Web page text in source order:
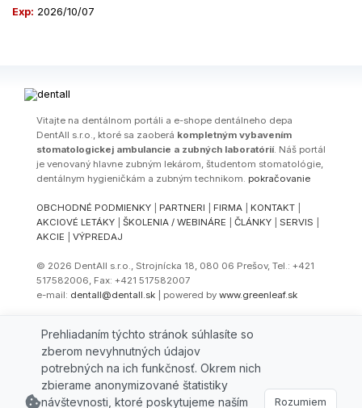
Exp: 2026/10/07
Vitajte na dentálnom portáli a e-shope dentálneho depa
DentAll s.r.o., ktoré sa zaoberá kompletným vybavením
stomatologickej ambulancie a zubných laboratórií. Náš portál
je venovaný hlavne zubným lekárom, študentom stomatológie,
dentálnym hygieničkám a zubným technikom. pokračovanie
OBCHODNÉ PODMIENKY PARTNERI FIRMA KONTAKT
AKCIOVÉ LETÁKY
ŠKOLENIA / WEBINÁRE ČLÁNKY SERVIS
AKCIE
VÝPREDAJ
© 2026 DentAll s.r.o., Strojnícka 18, 080 06 Prešov, Tel.: +421
517582006, Fax: +421 517582007
e-mail: dentall@dentall.sk | powered by www.greenleaf.sk
Select Language ▼
Prehliadaním týchto stránok súhlasíte so
zberom nevyhnutných údajov
potrebných na ich funkčnosť. Okrem nich
zbierame anonymizované štatistiky
návštevnosti, ktoré poskytujeme naším
Rozumiem